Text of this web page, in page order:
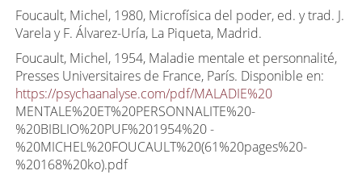
Foucault, Michel, 1980, Microfísica del poder, ed. y trad. J.
Varela y F. Álvarez-Uría, La Piqueta, Madrid.
Foucault, Michel, 1954, Maladie mentale et personnalité,
Presses Universitaires de France, París. Disponible en:
https://psychaanalyse.com/pdf/MALADIE%20
MENTALE%20ET%20PERSONNALITE%20-
%20BIBLIO%20PUF%201954%20 -
%20MICHEL%20FOUCAULT%20(61%20pages%20-
%20168%20ko).pdf